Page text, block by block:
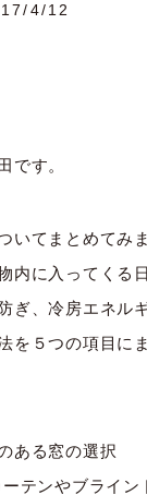
4/12
です。
いてまとめてみ
内に入ってくる
ぎ、冷房エネル
を５つの項目に
ある窓の選択
テンやブライン